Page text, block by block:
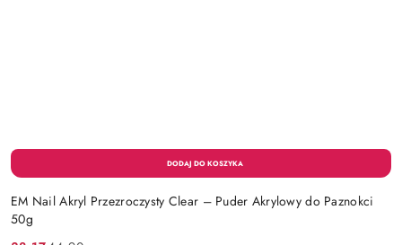
EM Nail Akryl Przezroczysty Clear – Puder Akrylowy do Paznokci
50g